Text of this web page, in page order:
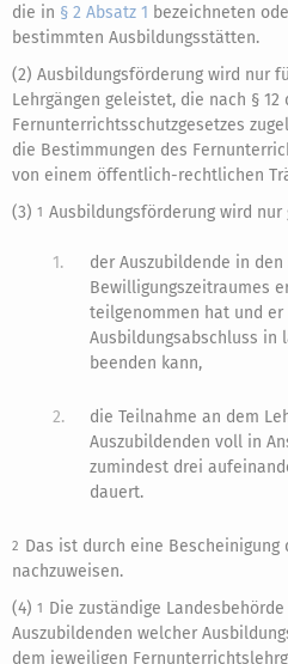
die in § 2 Absatz 1 bezeichneten
bestimmten Ausbildungsstätten.
(2) Ausbildungsförderung wird nur
Lehrgängen geleistet, die nach § 12
Fernunterrichtsschutzgesetzes
die Bestimmungen des
von einem öffentlich-rechtlichen
(3) 1 Ausbildungsförderung wird nur
1.
der Auszubildende in
Bewilligungszeitraumes
teilgenommen hat und
Ausbildungsabschluss in
beenden kann,
2.
die Teilnahme an dem
Auszubildenden voll in
zumindest drei
dauert.
2 Das ist durch eine
nachzuweisen.
(4) 1
Die zuständige
Auszubildenden welcher
dem jeweiligen